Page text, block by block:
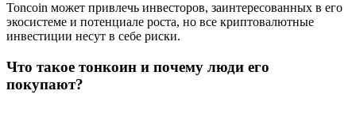
Toncoin может привлечь инвесторов, заинтересованных в его
экосистеме и потенциале роста, но все криптовалютные
инвестиции несут в себе риски.
Что такое тонкоин и почему люди его
покупают?